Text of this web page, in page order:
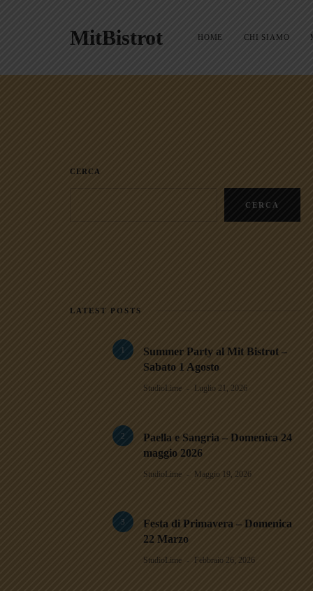
MitBistrot HOME CHI SIAMO
CERCA
CERCA
LATEST POSTS
1
Summer Party al Mit Bistrot –
Sabato 1 Agosto
StudioLime Luglio 21, 2026
2
Paella e Sangria – Domenica 24
maggio 2026
StudioLime Maggio 19, 2026
3
Festa di Primavera – Domenica
22 Marzo
StudioLime Febbraio 26, 2026